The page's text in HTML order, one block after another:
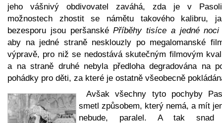
jeho vášnivý obdivovatel zaváhá, zda je v
možnostech zhostit se námětu takového kalibru,
bezesporu jsou peršanskéPříběhy tisíce a jedné noci
aby na jedné straně nesklouzly po megalomanské
výpravě, pro niž se nedostává skutečným filmovým
a na straně druhé nebyla předloha degradována na
pohádky pro děti, za které je ostatně všeobecně
Avšak všechny tyto pochyby
smetl způsobem, který nemá, a mít
nebude, paralel. A tak snad